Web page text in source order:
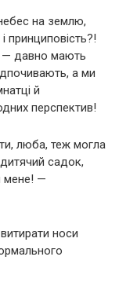
на землю,
принциповість?!
— давно мають
а ми
й
перспектив!
люба, теж могла
садок,
мене! —
носи